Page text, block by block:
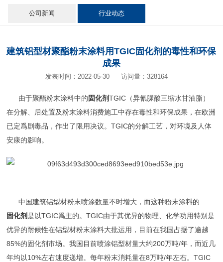
公司新闻 行业动态
建筑铝型材聚酯粉末涂料用TGIC固化剂的毒性和环保
成果
发表时间：2022-05-30 访问量：328164
由于聚酯粉末涂料中的固化剂TGIC（异氰脲酸三缩水甘油脂）
在分解、后处置及粉末涂料消费施工中存在毒性和环保成果，在欧洲
已定爲剧毒品，作出了限用决议。TGIC的分解工艺，对环境及人体
安康的影响。
中国建筑铝型材粉末喷涂数量不时增大，而这种粉末涂料的
固化剂是以TGIC爲主的。TGIC由于其优异的物理、化学功用特别是
优异的耐候性在铝型材粉末涂料大批运用，目前在我国占据了逾越
85%的固化剂市场。我国目前喷涂铝型材量大约200万吨/年，而近几
年均以10%左右速度递增。每年粉末消耗量在8万吨/年左右。TGIC